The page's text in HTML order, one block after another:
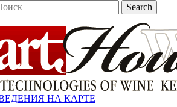
Search
НА КАРТЕ